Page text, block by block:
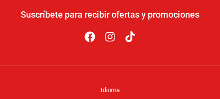
Suscríbete para recibir ofertas y promociones
Idioma